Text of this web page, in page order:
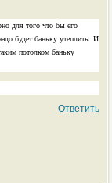
для того что бы его
будет баньку утеплить. И
потолком баньку
Ответить